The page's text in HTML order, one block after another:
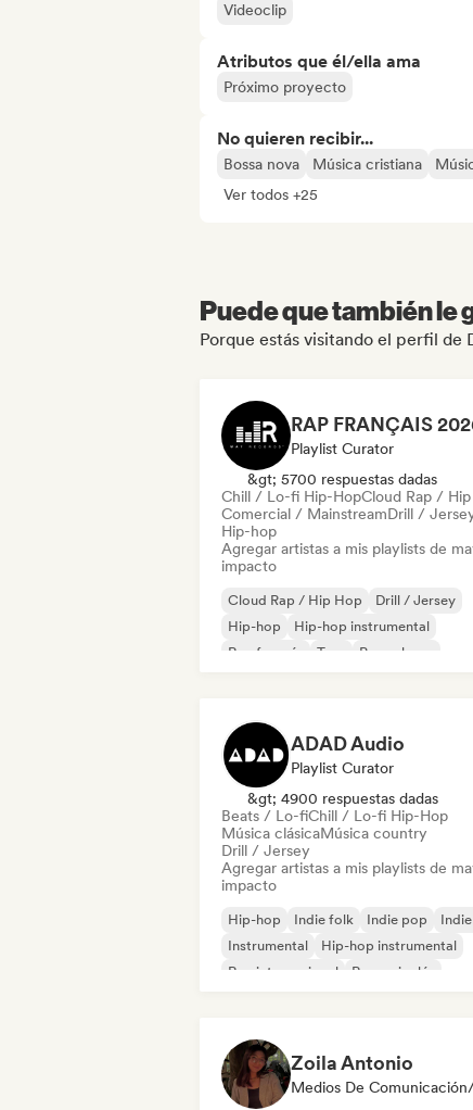
Videoclip
Atributos que él/ella ama
Próximo proyecto
No quieren recibir...
Bossa nova Música cristiana
Ver todos +25
Puede que también
Porque estás visitando el perfil de
Playlist Curator
&gt; 5700 respuestas dadas
Chill / Lo-fi Hip-HopCloud Rap /
Comercial / MainstreamDrill /
Hip-hop
Agregar artistas a mis playlists de
impacto
Cloud Rap / Hip Hop
Drill / Jersey
Hip-hop
Hip-hop instrumental
Rap francés
Trap
Pop urbano
ADAD Audio
Playlist Curator
&gt; 4900 respuestas dadas
Beats / Lo-fiChill / Lo-fi Hip-Hop
Música clásicaMúsica country
Drill / Jersey
Agregar artistas a mis playlists de
impacto
Hip-hop Indie folk Indie pop
Instrumental
Hip-hop instrumental
Rap internacional
Rap en inglés
Zoila Antonio